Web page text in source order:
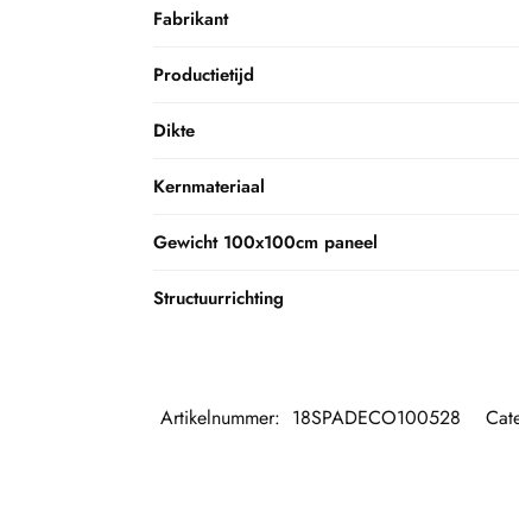
Fabrikant
Productietijd
Dikte
Kernmateriaal
Gewicht 100x100cm paneel
Structuurrichting
Artikelnummer: 18SPADECO100528